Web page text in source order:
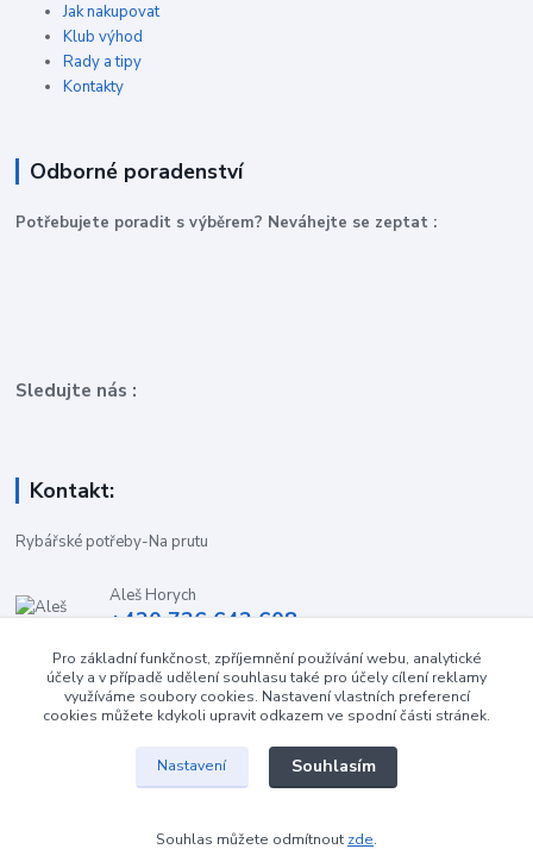
Jak nakupovat
Klub výhod
Rady a tipy
Kontakty
Odborné poradenství
Potřebujete poradit s výběrem? Neváhejte se zeptat :
Sledujte nás :
Kontakt:
Rybářské potřeby-Na prutu
Aleš Horych
+420 736 642 608
obchod-naprutu@seznam.cz
Pro základní funkčnost, zpříjemnění používání webu, analytické
účely a v případě udělení souhlasu také pro účely cílení reklamy
využíváme soubory cookies. Nastavení vlastních preferencí
cookies můžete kdykoli upravit odkazem ve spodní části stránek.
Nastavení Souhlasím
Souhlas můžete odmítnout zde.